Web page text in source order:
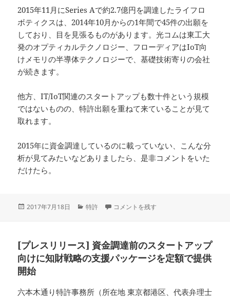
2015年11月にSeries Aで約2.7億円を調達したライフロ
ボティクスは、2014年10月からの1年間で45件の出願を
しており、目を見張るものがあります。光コムは東工大
発のオプティカルテクノロジー、フローディアはIoT向
けメモリの半導体テクノロジーで、基礎技術寄りの会社
が続きます。
他方、IT/IoT関連のスタートアップも数十件という規模
ではないものの、特許出願を重ねて来ていることが見て
取れます。
2015年に資金調達しているのに載っていない、こんな分
析が見てみたいなどありましたら、是非コメントをいた
だけたら。
投
2017年7月18日
カ
ー
特許 2015年に資金調達をしたスタートアップ
コメントを残す
[プレスリリース] 資金調達前のスタートアップ
向けに知財戦略の支援パッケージを定額で提供
開始
六本木通り特許事務所（所在地 東京都港区、代表弁理士